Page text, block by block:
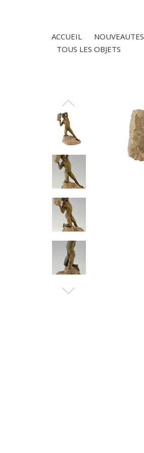
ACCUEIL NOUVEAUTES
TOUS LES OBJETS